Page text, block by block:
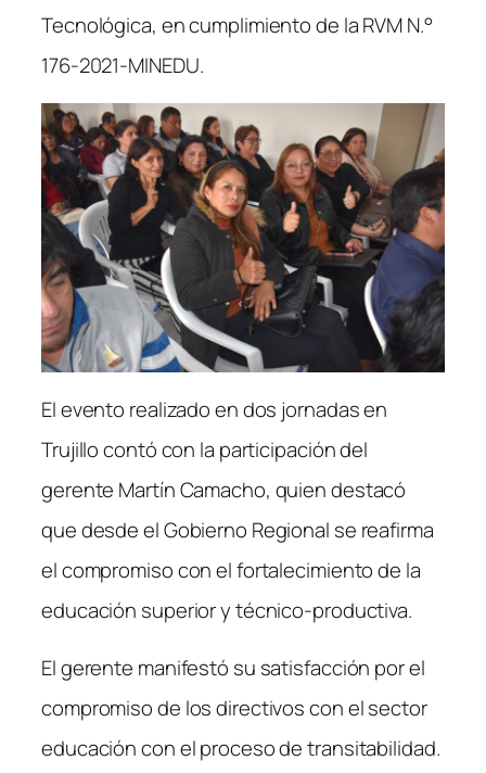
Tecnológica, en cumplimiento de la RVM N.°
176-2021-MINEDU.
El evento realizado en dos jornadas en
Trujillo contó con la participación del
gerente Martín Camacho, quien destacó
que desde el Gobierno Regional se reafirma
el compromiso con el fortalecimiento de la
educación superior y técnico-productiva.
El gerente manifestó su satisfacción por el
compromiso de los directivos con el sector
educación con el proceso de transitabilidad.